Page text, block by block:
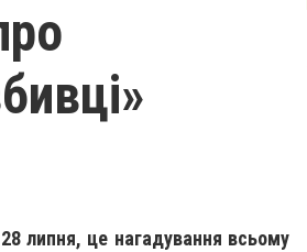
липня, це нагадування всьому